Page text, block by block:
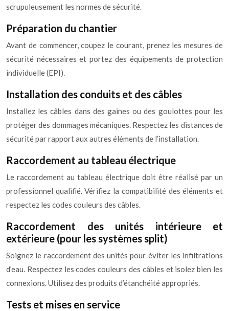
scrupuleusement les normes de sécurité.
Préparation du chantier
Avant de commencer, coupez le courant, prenez les mesures de
sécurité nécessaires et portez des équipements de protection
individuelle (EPI).
Installation des conduits et des câbles
Installez les câbles dans des gaines ou des goulottes pour les
protéger des dommages mécaniques. Respectez les distances de
sécurité par rapport aux autres éléments de l’installation.
Raccordement au tableau électrique
Le raccordement au tableau électrique doit être réalisé par un
professionnel qualifié. Vérifiez la compatibilité des éléments et
respectez les codes couleurs des câbles.
Raccordement des unités intérieure et
extérieure (pour les systèmes split)
Soignez le raccordement des unités pour éviter les infiltrations
d’eau. Respectez les codes couleurs des câbles et isolez bien les
connexions. Utilisez des produits d’étanchéité appropriés.
Tests et mises en service